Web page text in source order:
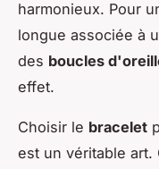
harmonieux. Pour
longue associée à
des boucles
effet.
Choisir le bracelet
est un véritable art.